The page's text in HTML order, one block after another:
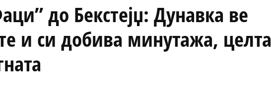
до Бекстејџ: Дунавка ве
и си добива минутажа, целта